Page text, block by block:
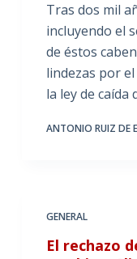
Tras dos mil
incluyendo el
de éstos
lindezas por
la ley de caída
ANTONIO RUIZ DE
GENERAL
El rechazo